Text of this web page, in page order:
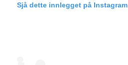
Sjå dette innlegget på Instagram